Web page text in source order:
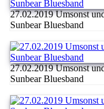
27.02.2019 Umsonst
Sunbear Bluesband
27.02.2019 Umsonst
Sunbear Bluesband